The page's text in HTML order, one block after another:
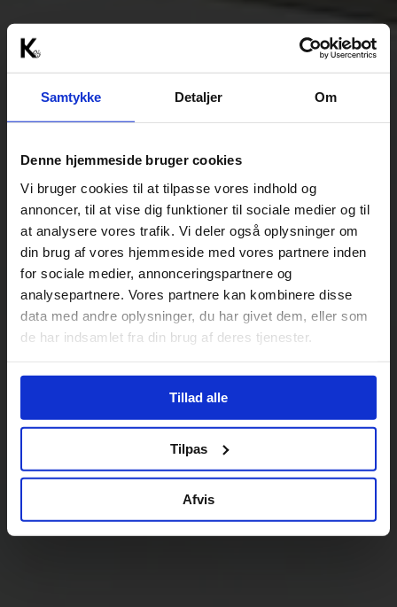
Samtykke Detaljer Om
Denne hjemmeside bruger cookies
Vi bruger cookies til at tilpasse vores indhold og
annoncer, til at vise dig funktioner til sociale medier og til
at analysere vores trafik. Vi deler også oplysninger om
din brug af vores hjemmeside med vores partnere inden
for sociale medier, annonceringspartnere og
analysepartnere. Vores partnere kan kombinere disse
data med andre oplysninger, du har givet dem, eller som
de har indsamlet fra din brug af deres tjenester.
Tillad alle
Tilpas
Afvis